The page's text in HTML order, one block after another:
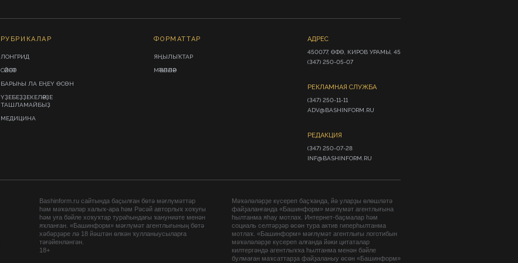
РУБРИКАЛАР
ЛОНГРИД
СӘЙӘСӘТ
БАРЫҺЫ ЛА ЕҢЕҮ ӨСӨН
ҮҘЕБЕҘҘЕКЕЛӘРҘЕ
ТАШЛАМАЙБЫҘ
МЕДИЦИНА
ФОРМАТТАР
ЯҢЫЛЫҠТАР
МӘҠӘЛӘЛӘР
АДРЕС
450077, ӨФӨ, КИРОВ УРАМЫ, 45
(347) 250-05-07
РЕКЛАМНАЯ СЛУЖБА
(347) 250-11-11
ADV@BASHINFORM.RU
РЕДАКЦИЯ
(347) 250-07-28
INF@BASHINFORM.RU
Bashinform.ru сайтында баҫылған бөтә мәғлүмәттәр
һәм мәҡәләләр халыҡ-ара һәм Рәсәй авторлыҡ хоҡуғы
һәм уға бәйле хоҡуҡтар тураһындағы ҡануниәте менән
яҡланған. «Башинформ» мәғлүмәт агентлығының бөтә
хәбәрҙәре лә 18 йәштән өлкән ҡулланыусыларға
тәғәйенләнгән.
18+
Мәҡәләләрҙе күсереп баҫҡанда, йә уларҙы өлөшләтә
файҙаланғанда «Башинформ» мәғлүмәт агентлығына
һылтанма яһау мотлаҡ. Интернет-баҫмалар һәм
социаль селтәрҙәр өсөн тура актив гиперһылтанма
мотлаҡ. «Башинформ» мәғлүмәт агентлығы логотибын
мәҡәләләрҙе күсереп алғанда йәки цитаталар
килтергәндә агентлыҡҡа һылтанма менән бәйле
булмаған маҡсаттарҙа файҙаланыу өсөн «Башинформ»